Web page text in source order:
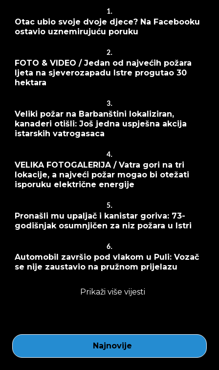
1.
Otac ubio svoje dvoje djece? Na Facebooku
ostavio uznemirujuću poruku
2.
FOTO & VIDEO / Jedan od najvećih požara
ljeta na sjeverozapadu Istre progutao 30
hektara
3.
Veliki požar na Barbanštini lokaliziran,
kanaderi otišli: Još jedna uspješna akcija
istarskih vatrogasaca
4.
VELIKA FOTOGALERIJA / Vatra gori na tri
lokacije, a najveći požar mogao bi otežati
isporuku električne energije
5.
Pronašli mu upaljač i kanistar goriva: 73-
godišnjak osumnjičen za niz požara u Istri
6.
Automobil završio pod vlakom u Puli: Vozač
se nije zaustavio na pružnom prijelazu
Prikaži više vijesti
Najnovije